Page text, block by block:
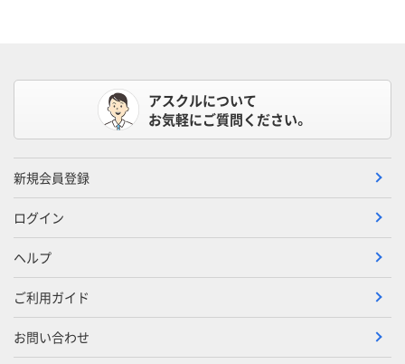
アスクルについて
お気軽にご質問ください。
新規会員登録
ログイン
ヘルプ
ご利用ガイド
お問い合わせ